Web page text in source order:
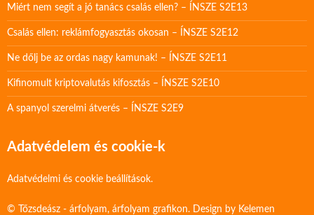
Miért nem segít a jó tanács csalás ellen? – ÍNSZE S2E13
Csalás ellen: reklámfogyasztás okosan – ÍNSZE S2E12
Ne dőlj be az ordas nagy kamunak! – ÍNSZE S2E11
Kifinomult kriptovalutás kifosztás – ÍNSZE S2E10
A spanyol szerelmi átverés – ÍNSZE S2E9
Adatvédelem és cookie-k
Adatvédelmi és cookie beállítások.
© Tőzsdeász - árfolyam, árfolyam grafikon. Design by Kelemen